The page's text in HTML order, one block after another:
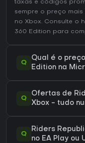
taxas e códigos
sempre o preço
no Xbox. Consulte o
360 Edition para
Q
Qual é o
Edition na
Q
Ofertas de
Xbox - tudo
Q
Riders
no EA Play ou